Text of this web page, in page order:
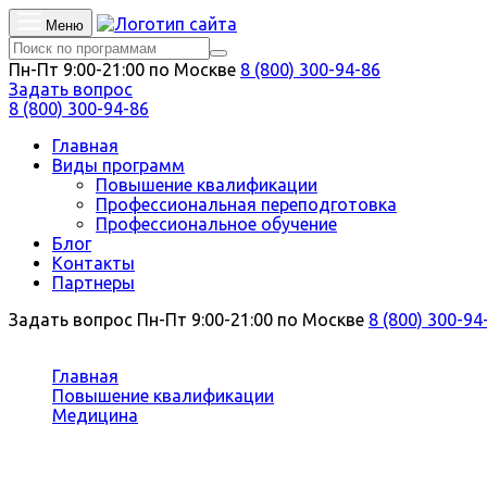
Меню
Пн-Пт 9:00-21:00 по Москве 8 (800) 300-94-86
Задать вопрос
8 (800) 300-94-86
Главная
Виды программ
Повышение квалификации
Профессиональная переподготовка
Профессиональное обучение
Блог
Контакты
Партнеры
Задать вопрос Пн-Пт 9:00-21:00 по Москве 8 (800) 300-
Главная
Повышение квалификации
Медицина